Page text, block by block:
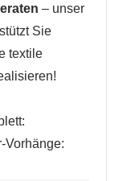
– unser
Sie
textile
Vorhänge: